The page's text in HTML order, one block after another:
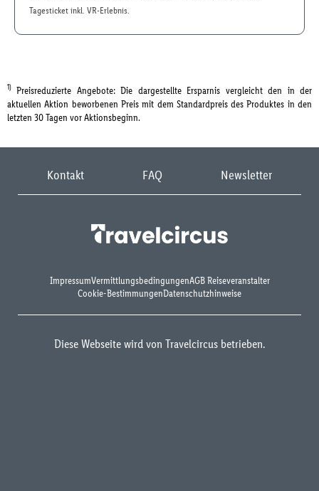
Tagesticket inkl. VR-Erlebnis.
1) Preisreduzierte Angebote: Die dargestellte Ersparnis vergleicht den in der
aktuellen Aktion beworbenen Preis mit dem Standardpreis des Produktes in den
letzten 30 Tagen vor Aktionsbeginn.
Kontakt FAQ Newsletter
ImpressumVermittlungsbedingungenAGB Reiseveranstalter
Cookie-BestimmungenDatenschutzhinweise
Diese Webseite wird von Travelcircus betrieben.